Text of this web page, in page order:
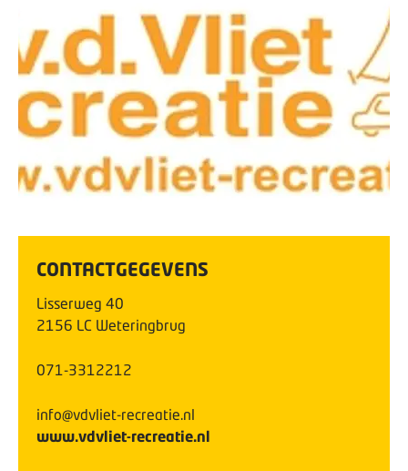
CONTACTGEGEVENS
Lisserweg 40
2156 LC Weteringbrug
071-3312212
info@vdvliet-recreatie.nl
www.vdvliet-recreatie.nl